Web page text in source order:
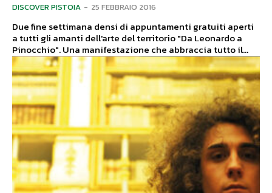
DISCOVER PISTOIA - 25 FEBBRAIO 2016
Due fine settimana densi di appuntamenti gratuiti aperti
a tutti gli amanti dell'arte del territorio "Da Leonardo a
Pinocchio". Una manifestazione che abbraccia tutto il...